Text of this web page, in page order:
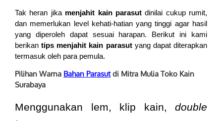
Tak heran jika menjahit kain parasutdinilai cukup rumit,
dan memerlukan level kehati-hatian yang tinggi agar hasil
yang diperoleh dapat sesuai harapan. Berikut ini kami
berikantips menjahit kain parasutyang dapat diterapkan
termasuk oleh para pemula.
Pilihan Warna Bahan Parasutdi Mitra Mulia Toko Kain
Surabaya
Menggunakan lem, klip kain, double